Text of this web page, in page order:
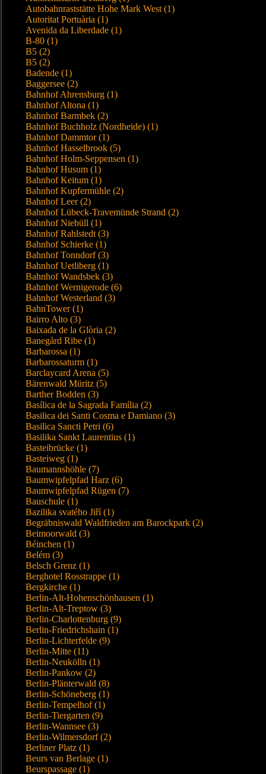
Autobahnraststätte Hohe Mark West (1)
Autoritat Portuària (1)
Avenida da Liberdade (1)
B-80 (1)
B5 (2)
B5 (2)
Badende (1)
Baggersee (2)
Bahnhof Ahrensburg (1)
Bahnhof Altona (1)
Bahnhof Barmbek (2)
Bahnhof Buchholz (Nordheide) (1)
Bahnhof Dammtor (1)
Bahnhof Hasselbrook (5)
Bahnhof Holm-Seppensen (1)
Bahnhof Husum (1)
Bahnhof Keitum (1)
Bahnhof Kupfermühle (2)
Bahnhof Leer (2)
Bahnhof Lübeck-Travemünde Strand (2)
Bahnhof Niebüll (1)
Bahnhof Rahlstedt (3)
Bahnhof Schierke (1)
Bahnhof Tonndorf (3)
Bahnhof Uetliberg (1)
Bahnhof Wandsbek (3)
Bahnhof Wernigerode (6)
Bahnhof Westerland (3)
BahnTower (1)
Bairro Alto (3)
Baixada de la Glòria (2)
Banegård Ribe (1)
Barbarossa (1)
Barbarossaturm (1)
Barclaycard Arena (5)
Bärenwald Müritz (5)
Barther Bodden (3)
Basílica de la Sagrada Família (2)
Basilica dei Santi Cosma e Damiano (3)
Basilica Sancti Petri (6)
Basilika Sankt Laurentius (1)
Basteibrücke (1)
Basteiweg (1)
Baumannshöhle (7)
Baumwipfelpfad Harz (6)
Baumwipfelpfad Rügen (7)
Bauschule (1)
Bazilika svatého Jiří (1)
Begräbniswald Waldfrieden am Barockpark (2)
Beimoorwald (3)
Béinchen (1)
Belém (3)
Belsch Grenz (1)
Berghotel Rosstrappe (1)
Bergkirche (1)
Berlin-Alt-Hohenschönhausen (1)
Berlin-Alt-Treptow (3)
Berlin-Charlottenburg (9)
Berlin-Friedrichshain (1)
Berlin-Lichterfelde (9)
Berlin-Mitte (11)
Berlin-Neukölln (1)
Berlin-Pankow (2)
Berlin-Plänterwald (8)
Berlin-Schöneberg (1)
Berlin-Tempelhof (1)
Berlin-Tiergarten (9)
Berlin-Wannsee (3)
Berlin-Wilmersdorf (2)
Berliner Platz (1)
Beurs van Berlage (1)
Beurspassage (1)